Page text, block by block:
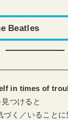
Beatles
in times of
つけると
づく／いること